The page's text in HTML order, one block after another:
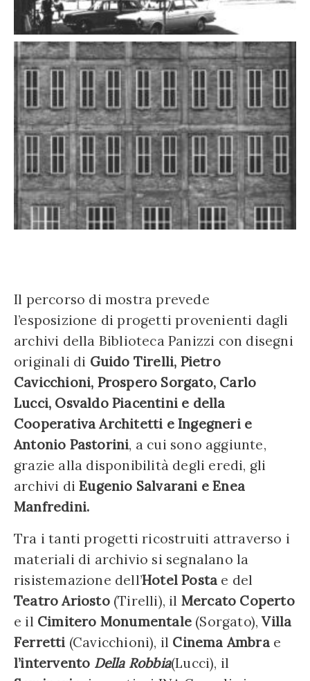
Il percorso di mostra prevede
l’esposizione di progetti provenienti dagli
archivi della Biblioteca Panizzi con disegni
originali di Guido Tirelli, Pietro
Cavicchioni, Prospero Sorgato, Carlo
Lucci, Osvaldo Piacentini e della
Cooperativa Architetti e Ingegneri e
Antonio Pastorini, a cui sono aggiunte,
grazie alla disponibilità degli eredi, gli
archivi diEugenio Salvarani e Enea
Manfredini.
Tra i tanti progetti ricostruiti attraverso i
materiali di archivio si segnalano la
risistemazione dell’Hotel Posta e del
Teatro Ariosto(Tirelli), il Mercato Coperto
e il Cimitero Monumentale (Sorgato),Villa
Ferretti (Cavicchioni), il Cinema Ambrae
l’intervento Della Robbia(Lucci), il